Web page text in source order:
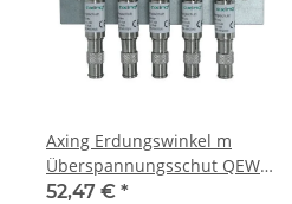
Axing Erdungswinkel m
Überspannungsschut QEW
5-10
52,47 € *